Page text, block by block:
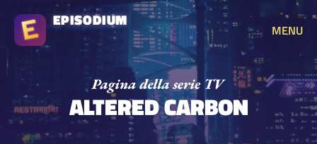
EPISODIUM
MENU
ALTERED CARBON